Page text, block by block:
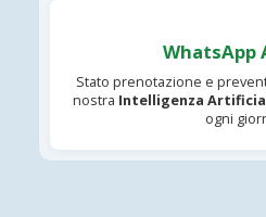
WhatsApp
Stato prenotazione e
nostra Intelligenza
ogni